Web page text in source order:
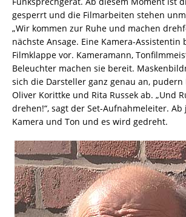
gesperrt und die Filmarbeiten stehen
„Wir kommen zur Ruhe und machen
nächste Ansage. Eine Kamera-Assistentin
Filmklappe vor. Kameramann,
Beleuchter machen sie bereit.
sich die Darsteller ganz genau an, pudern
Oliver Korittke und Rita Russek ab. „Und
drehen!“, sagt der Set-Aufnahmeleiter.
Kamera und Ton und es wird gedreht.